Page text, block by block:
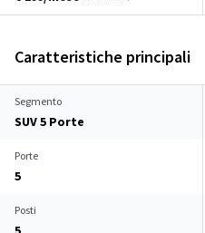
Caratteristiche principali
Segmento
SUV 5 Porte
Porte
5
Posti